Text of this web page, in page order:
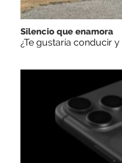
Silencio que enamora
¿Te gustaría conducir